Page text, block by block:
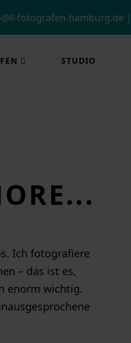
fotografen-hamburg.de |
STUDIO
Ich fotografiere
– das ist es,
enorm wichtig.